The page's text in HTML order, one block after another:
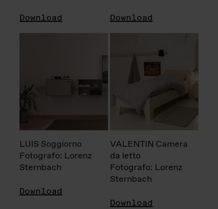
Download Download
LUIS Soggiorno
Fotografo: Lorenz
Sternbach
Download
VALENTIN Camera
da letto
Fotografo: Lorenz
Sternbach
Download